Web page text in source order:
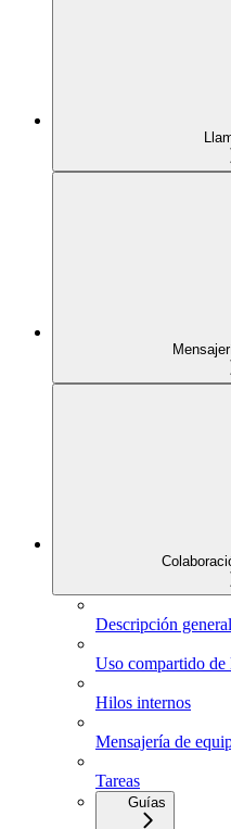
Descripción general
Uso compartido de
Hilos internos
Mensajería de
Tareas
Guías